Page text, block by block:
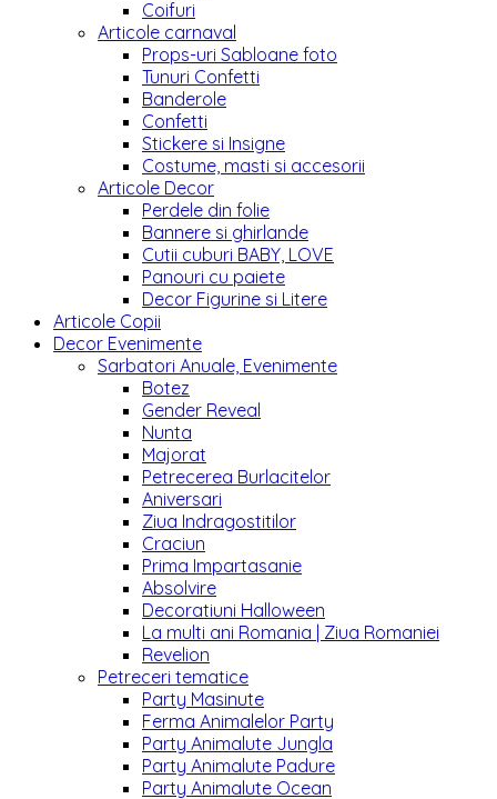
Coifuri
Articole carnaval
Props-uri Sabloane foto
Tunuri Confetti
Banderole
Confetti
Stickere si Insigne
Costume, masti si accesorii
Articole Decor
Perdele din folie
Bannere si ghirlande
Cutii cuburi BABY, LOVE
Panouri cu paiete
Decor Figurine si Litere
Articole Copii
Decor Evenimente
Sarbatori Anuale, Evenimente
Botez
Gender Reveal
Nunta
Majorat
Petrecerea Burlacitelor
Aniversari
Ziua Indragostitilor
Craciun
Prima Impartasanie
Absolvire
Decoratiuni Halloween
La multi ani Romania | Ziua Romaniei
Revelion
Petreceri tematice
Party Masinute
Ferma Animalelor Party
Party Animalute Jungla
Party Animalute Padure
Party Animalute Ocean